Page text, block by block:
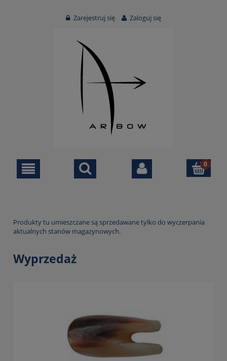
Zarejestruj się Zaloguj się
Produkty tu umieszczane są sprzedawane tylko do wyczerpania
aktualnych stanów magazynowych.
Wyprzedaż